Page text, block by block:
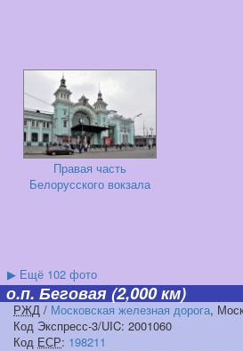
Правая часть
Белорусского вокзала
▶ Ещё 102 фото
о.п. Беговая(2,000 км)
РЖД / Московская железная дорога,
Код Экспресс-3/UIC: 2001060
Код ЕСР: 198211